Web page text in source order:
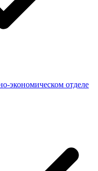
экономическом отделе